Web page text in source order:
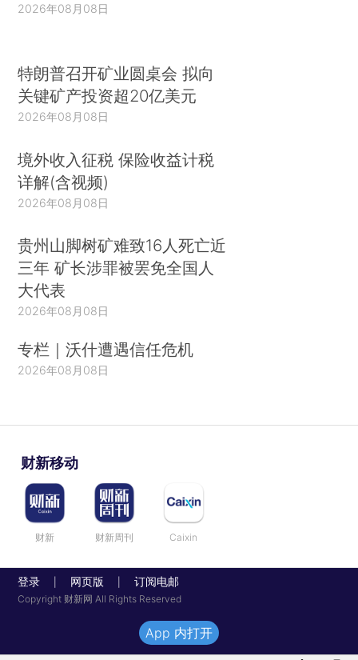
2026年08月08日
特朗普召开矿业圆桌会 拟向
关键矿产投资超20亿美元
2026年08月08日
境外收入征税 保险收益计税
详解(含视频)
2026年08月08日
贵州山脚树矿难致16人死亡近
三年 矿长涉罪被罢免全国人
大代表
2026年08月08日
专栏｜沃什遭遇信任危机
2026年08月08日
财新移动
财新 财新周刊 Caixin
登录 网页版 订阅电邮
Copyright 财新网 All Rights Reserved
App 内打开